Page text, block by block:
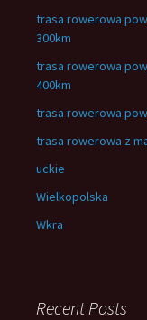
trasa rowerowa
300km
trasa rowerowa
400km
trasa rowerowa
trasa rowerowa z
uckie
Wielkopolska
Wkra
Recent Posts